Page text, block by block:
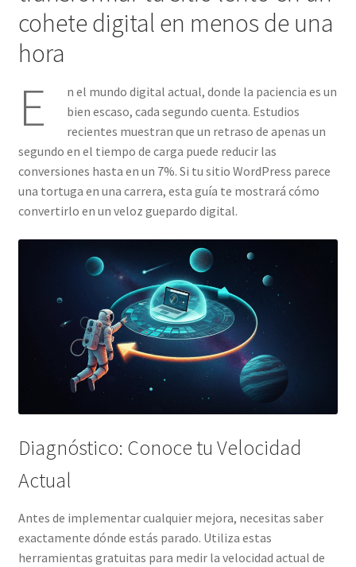
cohete digital en menos de una
hora
E
n el mundo digital actual, donde la paciencia es un
bien escaso, cada segundo cuenta. Estudios
recientes muestran que un retraso de apenas un
segundo en el tiempo de carga puede reducir las
conversiones hasta en un 7%. Si tu sitio WordPress parece
una tortuga en una carrera, esta guía te mostrará cómo
convertirlo en un veloz guepardo digital.
Diagnóstico: Conoce tu Velocidad
Actual
Antes de implementar cualquier mejora, necesitas saber
exactamente dónde estás parado. Utiliza estas
herramientas gratuitas para medir la velocidad actual de